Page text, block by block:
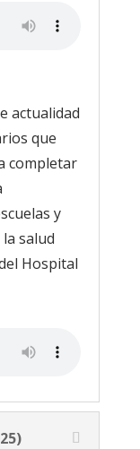
actualidad
que
completar
y
salud
Hospital